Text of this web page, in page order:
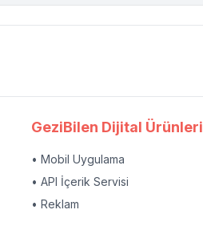
GeziBilen Dijital Ürünleri
• Mobil Uygulama
• API İçerik Servisi
• Reklam